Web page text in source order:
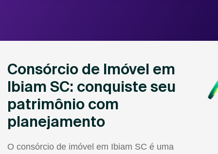
Consórcio de Imóvel em
Ibiam SC: conquiste seu
patrimônio com
planejamento
O consórcio de imóvel em Ibiam SC é uma